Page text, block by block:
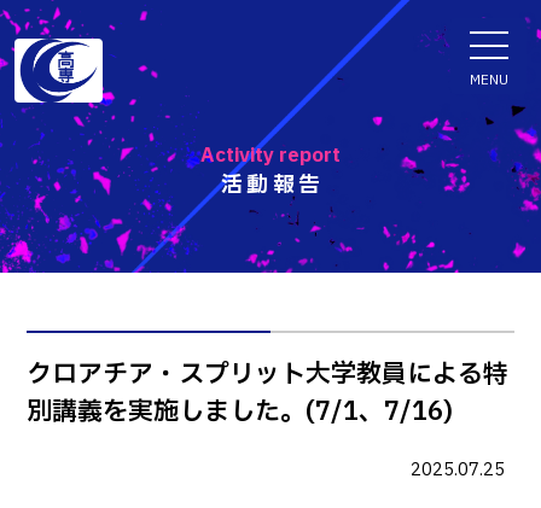
活動報告
Activity report
クロアチア・スプリット大学教員による特
別講義を実施しました。(7/1、7/16)
2025.07.25
MENU
ENGLISH
学科・専攻科
電子情報学系学科
知能制御情報工学科
情報工学科
融合・複合工学系学科
入試情報
入試速報